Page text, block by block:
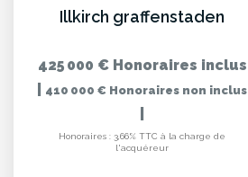
Illkirch graffenstaden
425 000 € Honoraires inclus
410 000 € Honoraires non inclus
Honoraires : 3,66% TTC à la charge de
l'acquéreur